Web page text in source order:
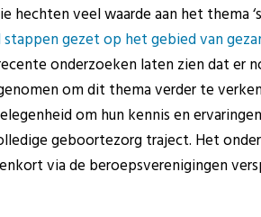
veel waarde aan het thema
gezet op het gebied van
onderzoeken laten zien dat er
om dit thema verder te
om hun kennis en
geboortezorg traject. Het
via de beroepsverenigingen